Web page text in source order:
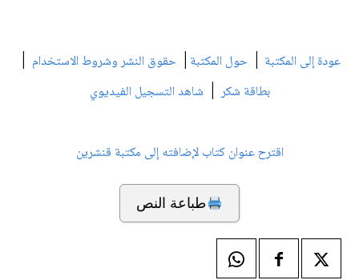
عودة إلى المكتبة | حول المكتبة | حقوق النشر وشروط الاستخدام |
بطاقة شكر| شاهد التسجيل الفيديوي
اقترح عنوان كتاب لإضافته إلى مكتبة قنشرين
طباعة النص